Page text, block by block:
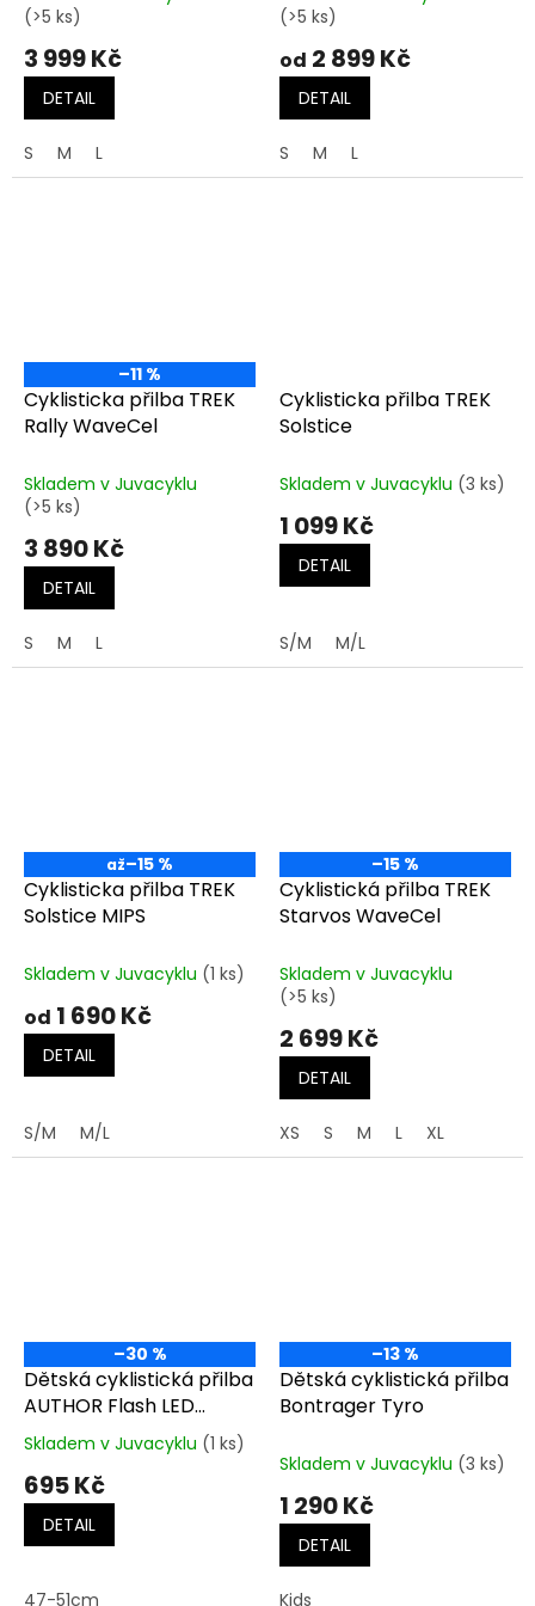
(>5 ks)
3 999 Kč
DETAIL
S M L
(>5 ks)
od 2 899 Kč
DETAIL
S M L
–11 %
Cyklisticka přilba TREK
Rally WaveCel
Skladem v Juvacyklu
(>5 ks)
3 890 Kč
DETAIL
S M L
Cyklisticka přilba TREK
Solstice
Skladem v Juvacyklu (3 ks)
1 099 Kč
DETAIL
S/M M/L
až–15 %
Cyklisticka přilba TREK
Solstice MIPS
Skladem v Juvacyklu (1 ks)
od 1 690 Kč
DETAIL
S/M M/L
–15 %
Cyklistická přilba TREK
Starvos WaveCel
Skladem v Juvacyklu
(>5 ks)
2 699 Kč
DETAIL
XS S M L XL
–30 %
Dětská cyklistická přilba
AUTHOR Flash LED
Inmold
Průměrné
hodnocení
produktu
4,0
Skladem v Juvacyklu (1 ks)
695 Kč
DETAIL
47-51cm
–13 %
Dětská cyklistická přilba
Bontrager Tyro
Skladem v Juvacyklu (3 ks)
1 290 Kč
DETAIL
Kids